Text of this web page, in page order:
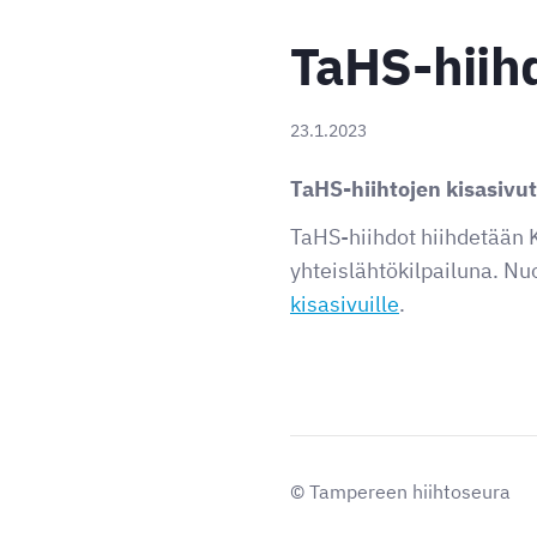
TaHS-
23.1.2023
TaHS-hiihtojen
TaHS-hiihdot hiihdetään
yhteislähtökilpailuna.
kisasivuille.
© Tampereen hiihtoseura